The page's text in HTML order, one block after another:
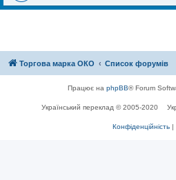
Торгова марка ОКО Список форумів
Працює на phpBB® Forum
Український переклад © 2005-2020
Конфіденційність |